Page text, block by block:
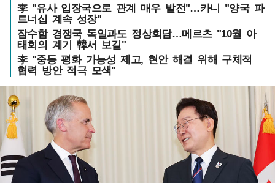
李 "유사 입장국으로 관계 매우 발전"…카니 "양국 파
트너십 계속 성장"
잠수함 경쟁국 독일과도 정상회담…메르츠 "10월 아
태회의 계기 韓서 보길"
李 "중동 평화 가능성 제고, 현안 해결 위해 구체적
협력 방안 적극 모색"